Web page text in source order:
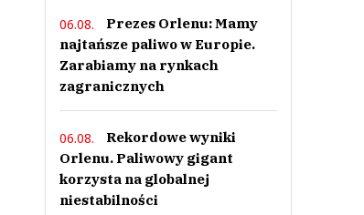
06.08.
Prezes Orlenu: Mamy
najtańsze paliwo w Europie.
Zarabiamy na rynkach
zagranicznych
06.08.
Rekordowe wyniki
Orlenu. Paliwowy gigant
korzysta na globalnej
niestabilności